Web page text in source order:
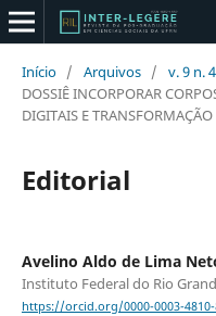
Início / Arquivos / v. 9 n.
DOSSIÊ INCORPORAR
DIGITAIS E TRANSFORMAÇÃO
Editorial
Avelino Aldo de Lima
Instituto Federal do Rio
https://orcid.org/0000-0003-4810-